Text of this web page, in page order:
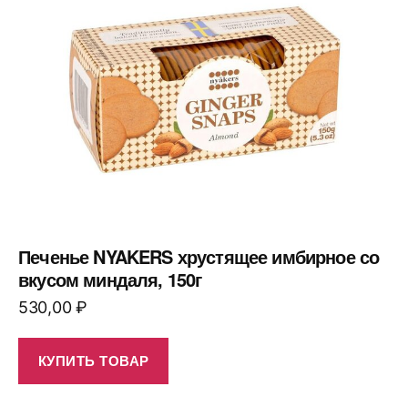
Печенье NYAKERS хрустящее имбирное со
вкусом миндаля, 150г
530,00₽
КУПИТЬ ТОВАР